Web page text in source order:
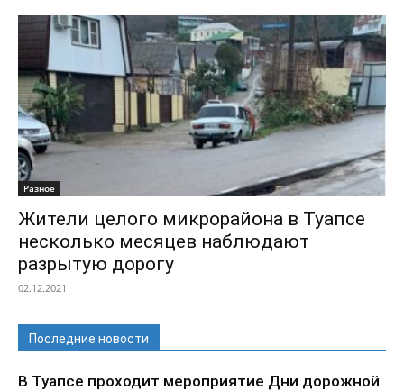
Разное
Жители целого микрорайона в Туапсе
несколько месяцев наблюдают
разрытую дорогу
02.12.2021
Последние новости
В Туапсе проходит мероприятие Дни дорожной